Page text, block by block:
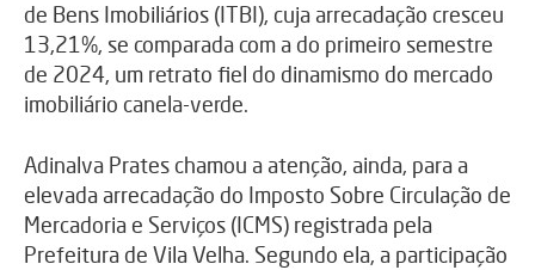
de Bens Imobiliários (ITBI), cuja arrecadação cresceu
13,21%, se comparada com a do primeiro semestre
de 2024, um retrato fiel do dinamismo do mercado
imobiliário canela-verde.
Adinalva Prates chamou a atenção, ainda, para a
elevada arrecadação do Imposto Sobre Circulação de
Mercadoria e Serviços (ICMS) registrada pela
Prefeitura de Vila Velha. Segundo ela, a participação